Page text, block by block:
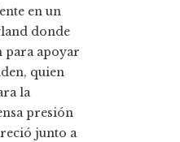
en un
donde
para apoyar
quien
la
presión
junto a